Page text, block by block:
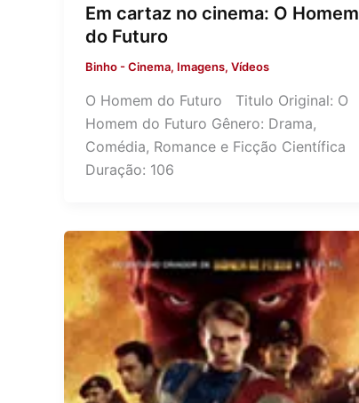
Em cartaz no cinema: O Homem
do Futuro
Binho-Cinema, Imagens, Vídeos
O Homem do Futuro Titulo Original: O
Homem do Futuro Gênero: Drama,
Comédia, Romance e Ficção Científica
Duração: 106